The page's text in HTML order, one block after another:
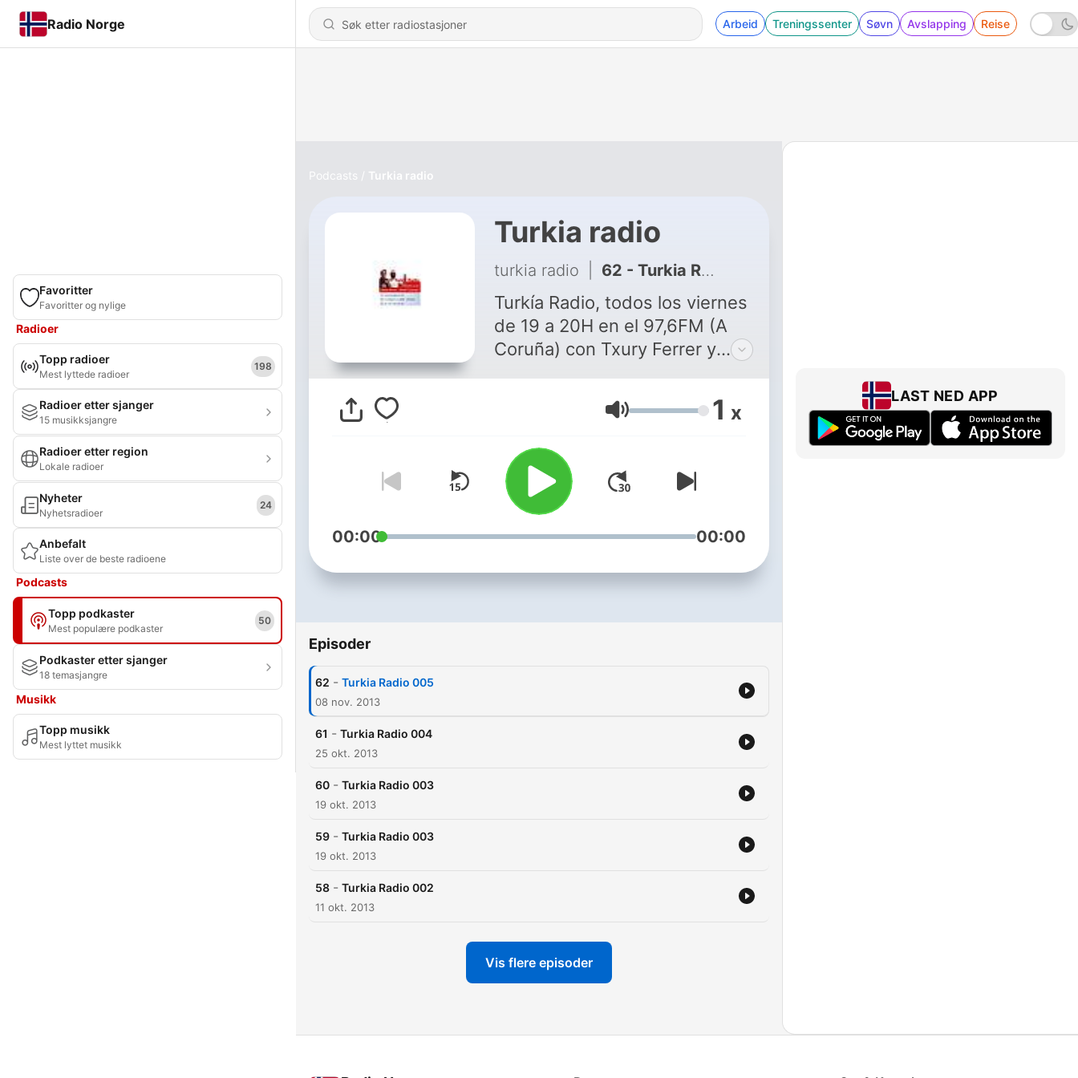
Radio Norge Arbeid Treningssenter Søvn Avslapping Reise
Favoritter
Favoritter og nylige
Radioer
Topp radioer
Mest lyttede radioer
198
Radioer etter sjanger
15 musikksjangre
Radioer etter region
Lokale radioer
Nyheter
Nyhetsradioer
24
Anbefalt
Liste over de beste radioene
Podcasts
Topp podkaster
Mest populære podkaster
50
Podkaster etter sjanger
18 temasjangre
Musikk
Topp musikk
Mest lyttet musikk
Podcasts Turkia radio
Turkia radio
turkia radio 62 - Turkia Radio 005
Turkía Radio, todos los viernes
de 19 a 20H en el 97,6FM (A
Coruña) con Txury Ferrer y
Volum 1 x
00:00 00:00
Episoder
62 - Turkia Radio 005
08 nov. 2013
61 - Turkia Radio 004
25 okt. 2013
60 - Turkia Radio 003
19 okt. 2013
59 - Turkia Radio 003
19 okt. 2013
58 - Turkia Radio 002
11 okt. 2013
Vis flere episoder
LAST NED APP